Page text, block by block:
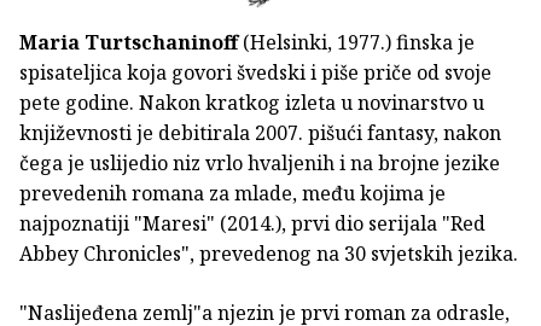
Maria Turtschaninoff(Helsinki, 1977.) finska je
spisateljica koja govori švedski i piše priče od svoje
pete godine. Nakon kratkog izleta u novinarstvo u
književnosti je debitirala 2007. pišući fantasy, nakon
čega je uslijedio niz vrlo hvaljenih i na brojne jezike
prevedenih romana za mlade, među kojima je
najpoznatiji "Maresi" (2014.), prvi dio serijala "Red
Abbey Chronicles", prevedenog na 30 svjetskih jezika.
"Naslijeđena zemlj"a njezin je prvi roman za odrasle,